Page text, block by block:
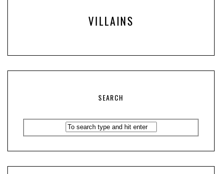
VILLAINS
SEARCH